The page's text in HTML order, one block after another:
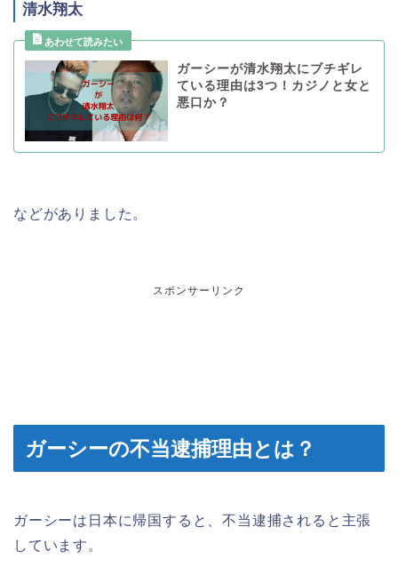
清水翔太
ガーシーが清水翔太にブチギレ
ている理由は3つ！カジノと女と
悪口か？
などがありました。
スポンサーリンク
ガーシーの不当逮捕理由とは？
ガーシーは日本に帰国すると、不当逮捕されると主張
しています。